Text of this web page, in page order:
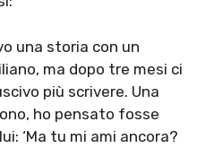
una storia con un
ma dopo tre mesi ci
più scrivere. Una
ho pensato fosse
‘Ma tu mi ami ancora?